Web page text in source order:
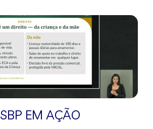
SBP EM AÇÃO